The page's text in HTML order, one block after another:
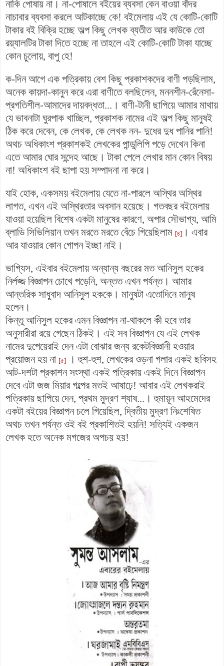
নাকি পোষায় না। না-পোষালে বইয়ের ব্যবসা কেন বাওয়া বাঁদর
নাচাবার ব্যবসা করলে আটকাচ্ছে কে! বইমেলায় এই যে কোটি-কোটি
টাকার বই বিক্রি হচ্ছে অল্প কিছু লেখক ব্যতীত আর কাউকে তো
রয়্যালটির টাকা দিতে হচ্ছে না তাহলে এই কোটি-কোটি টাকা যাচ্ছে
কোন চুলোয়, বাপু হে!
ক-দিন আগে এক পত্রিকায় বেশ কিছু প্রকাশকদের বাণী পড়ছিলাম,
অনেক কায়দা-কানুন করে এরা বাণীতে বলছিলেন, মননশীন-রেঁনেসা-
প্রগতিশীল-আমাদের দায়বদ্ধতা...। বাণী-টানী ছাপিয়ে আমার মাথায়
যে ভাবনাটা ঘুরপাক খাচ্ছিল, প্রকাশক নামের এই অল্প কিছু মানুষই
ঠিক করে দেবেন, কে লেখক, কে লেখক নন- দুধের দুধ পানির পানি!
অথচ অধিকাংশ প্রকাশকই লেখকের পান্ডুলিপি পড়ে দেখেন কিনা
এতে আমার ঘোর সন্দেহ আছে। টাকা পেলে লেখার মান কোন বিষয়
না! অধিকাংশ বই ছাপা হয় সম্পাদনা না করে।
যাই হোক, একসময় বইমেলায় যেতে না-পারলে অস্থির অস্থির
লাগত, এখন এই অস্থিরতার অবসান হয়েছে। গতবছর বইমেলায়
যাওয়া হয়েছিল বিশেষ একটা মানুষের কারণে, অপার সৌভাগ্য, আমি
ব্লাডি সিভিলিয়ান তখন মরতে মরতে বেঁচে গিয়েছিলাম [৪] । এবার
আর যাওয়ার কোন গোপন ইচ্ছা নাই।
ভাগ্যিস, এইবার বইমেলায় অন্যান্য বছরের মত আনিসুল হকের
নির্লজ্জ বিজ্ঞাপন চোখে পড়েনি, অন্তত এখন পর্যন্ত। আমার
আন্তরিক সাধুবাদ আনিসুল হককে। মানুষটা এতোদিনে মানুষ
হলেন।
কিন্তু আনিসুল হকের এমন বিজ্ঞাপন না-থাকলে কী হবে তার
অনুসারীরা রয়ে গেছেন ঠিকই। এই সব বিজ্ঞাপন যে এই লেখক
নামের দুপেয়েরাই দেন এটা বোঝার জন্য রকেটবিজ্ঞানী হওয়ার
প্রয়োজন হয় না [৫]
। হুশ-হুশ, লেখকের ওড়না গলার একই ছবিসহ
আট-দশটা প্রকাশন সংস্থা একই পত্রিকায় একই দিনে বিজ্ঞাপন
দেবে এটা জজ মিয়ার গল্পের মতই আষাঢ়ে! আবার এই লেখকরাই
পত্রিকায় ছাপিয়ে দেন, প্রথম মুদ্রণ শ্যাষ...। হুমায়ূন আহমেদের
একটা বইয়ের বিজ্ঞাপন চলে গিয়েছিল, দ্বিতীয় মুদ্রণ নিঃশেষিত
অথচ তখন পর্যন্ত ওই বই প্রকাশিতই হয়নি! সত্যিই একজন
লেখক হতে অনেক মগজের অপচয় হয়!